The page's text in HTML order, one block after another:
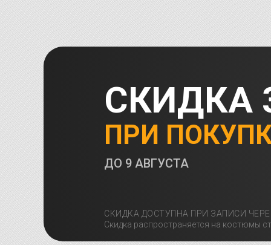
ПРИ
СКИДКА
СКИДКА ДОСТУПНА ПРИ ЗАПИСИ
Скидка распространяется на костюмы
ДО 9 АВГУСТА